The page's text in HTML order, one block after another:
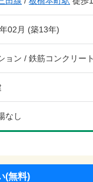
02月 (築13年)
ョン / 鉄筋コンクリー
なし
(無料)